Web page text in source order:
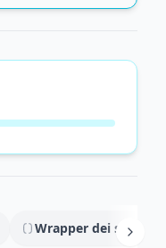
Wrapper dei simboli